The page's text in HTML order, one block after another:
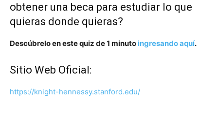
obtener una beca para estudiar lo que
quieras donde quieras?
Descúbrelo en este quiz de 1 minuto ingresando aquí.
Sitio Web Oficial:
https://knight-hennessy.stanford.edu/